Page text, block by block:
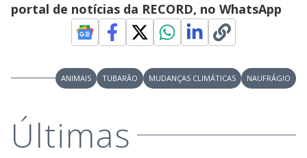
e
o
portal de notícias da RECORD, no WhatsApp
ANIMAIS TUBARÃO MUDANÇAS CLIMÁTICAS NAUFRÁGIO
Últimas